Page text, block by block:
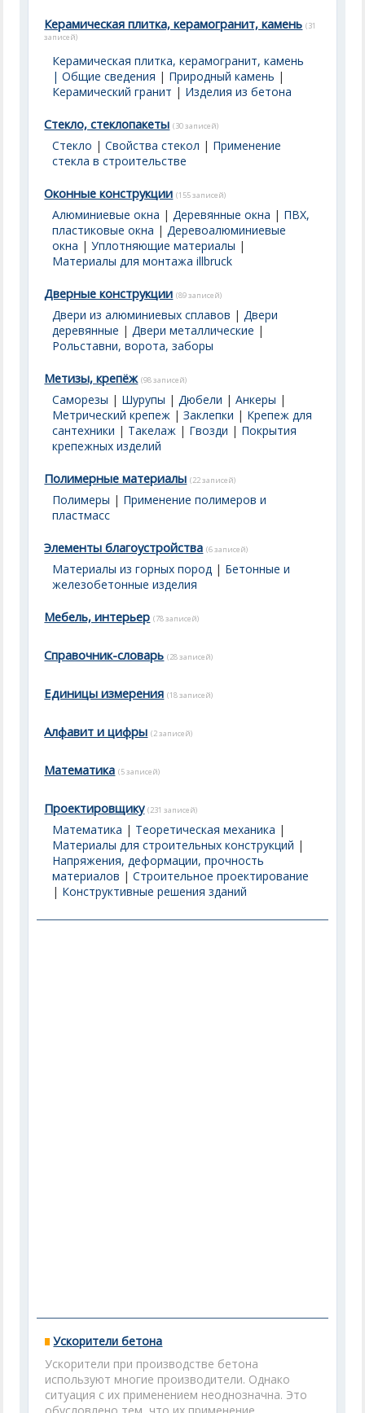
Керамическая плитка, керамогранит, камень (31
записей)
Керамическая плитка, керамогранит, камень
| Общие сведения | Природный камень |
Керамический гранит | Изделия из бетона
Стекло, стеклопакеты (30 записей)
Стекло |Свойства стекол | Применение
стекла в строительстве
Оконные конструкции (155 записей)
Алюминиевые окна |Деревянные окна | ПВХ,
пластиковые окна |Деревоалюминиевые
окна |Уплотняющие материалы |
Материалы для монтажа illbruck
Дверные конструкции (89 записей)
Двери из алюминиевых сплавов |Двери
деревянные |Двери металлические |
Рольставни, ворота, заборы
Метизы, крепёж (98 записей)
Саморезы | Шурупы |Дюбели |Анкеры |
Метрический крепеж |Заклепки | Крепеж для
сантехники | Такелаж | Гвозди | Покрытия
крепежных изделий
Полимерные материалы (22 записей)
Полимеры | Применение полимеров и
пластмасс
Элементы благоустройства (6 записей)
Материалы из горных пород | Бетонные и
железобетонные изделия
Мебель, интерьер (78 записей)
Справочник-словарь (28 записей)
Единицы измерения (18 записей)
Алфавит и цифры (2 записей)
Математика (5 записей)
Проектировщику (231 записей)
Математика | Теоретическая механика |
Материалы для строительных конструкций |
Напряжения, деформации, прочность
материалов |Строительное проектирование
| Конструктивные решения зданий
Ускорители бетона
Ускорители при производстве бетона
используют многие производители. Однако
ситуация с их применением неоднозначна. Это